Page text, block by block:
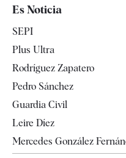
Televisión
Es Noticia
SEPI
Plus Ultra
Rodríguez Zapatero
Pedro Sánchez
Guardia Civil
Leire Díez
Mercedes González